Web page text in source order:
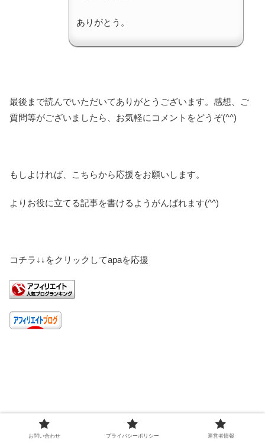
ありがとう。
最後まで読んでいただいてありがとうございます。感想、ご
質問等がございましたら、お気軽にコメントをどうぞ(^^)
もしよければ、こちらから応援をお願いします。
よりお役に立てる記事を書けるようがんばれます(^^)
コチラ↓↓をクリックしてapaを応援
お問い合わせ プライバシーポリシー 運営者情報